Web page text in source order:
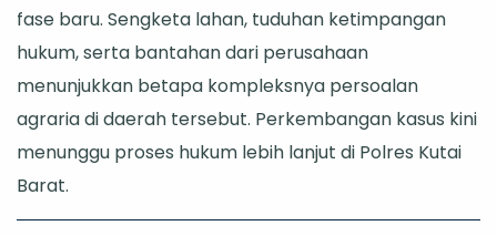
fase baru. Sengketa lahan, tuduhan ketimpangan
hukum, serta bantahan dari perusahaan
menunjukkan betapa kompleksnya persoalan
agraria di daerah tersebut. Perkembangan kasus kini
menunggu proses hukum lebih lanjut di Polres Kutai
Barat.